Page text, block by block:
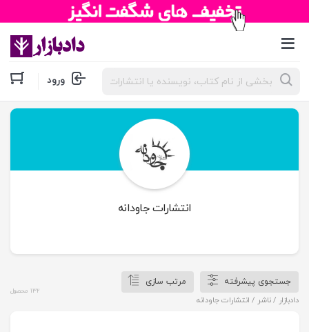
جستجوی
محصولات ورود
انتشارات جاودانه
جستجوی پیشرفته
مرتب سازی
دادبازار / ناشر / انتشارات جاودانه
132 محصول